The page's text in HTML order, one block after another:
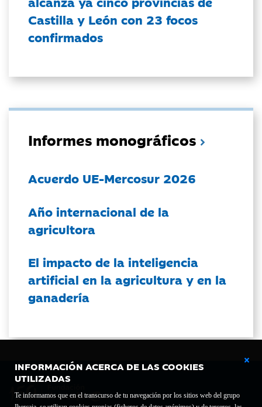
INFORMACIÓN ACERCA DE LAS COOKIES
UTILIZADAS
Te informamos que en el transcurso de tu navegación por los sitios web del grupo
Castilla y León con 23 focos
confirmados
Informes monográficos
Acuerdo UE-Mercosur 2026
Año internacional de la
agricultora
El impacto de la inteligencia
artificial en la agricultura y en la
ganadería